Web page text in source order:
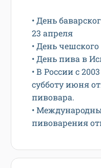
• День
23 апреля
• День
• День пива в
• В России с
субботу июня
пивовара.
•
пивоварения